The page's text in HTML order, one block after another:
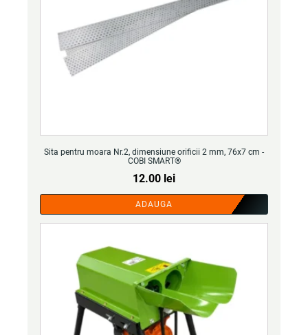
Sita pentru moara Nr.2, dimensiune orificii 2 mm, 76x7 cm -
COBI SMART®
12.00 lei
ADAUGA